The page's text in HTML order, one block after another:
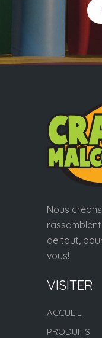
Nous
de tout,
vous!
VISITER
ACCUEIL
PRODUITS